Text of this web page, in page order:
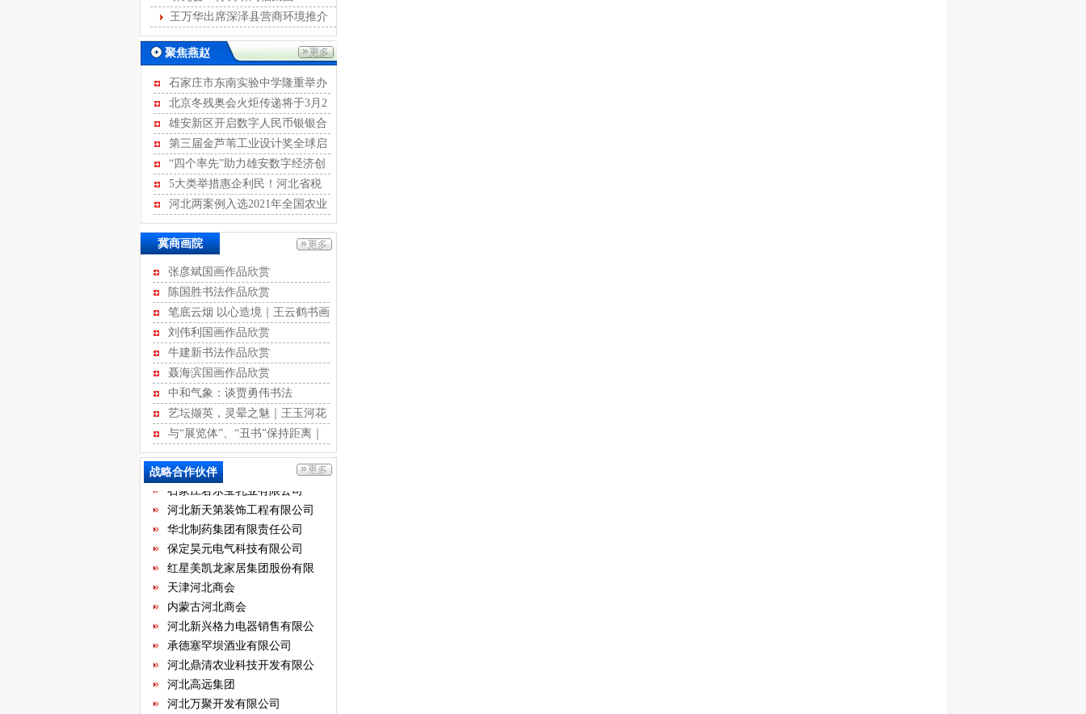
王万华出席深泽县营商环境推介
会
聚焦燕赵
石家庄市东南实验中学隆重举办
离队入团暨青春宣誓活动
北京冬残奥会火炬传递将于3月2
日至4日进行
雄安新区开启数字人民币银银合
作模式
第三届金芦苇工业设计奖全球启
动征集
“四个率先”助力雄安数字经济创
新发展
5大类举措惠企利民！河北省税
务局开展2022年便民办税“春风行
动”
河北两案例入选2021年全国农业
绿色发展典型案例
冀商画院
张彦斌国画作品欣赏
陈国胜书法作品欣赏
笔底云烟 以心造境｜王云鹤书画
作品评赏
刘伟利国画作品欣赏
牛建新书法作品欣赏
聂海滨国画作品欣赏
中和气象：谈贾勇伟书法
艺坛撷英，灵晕之魅｜王玉河花
鸟作品赏析
与“展览体”、“丑书”保持距离｜
江书学行草记
战略合作伙伴
河北省不动产商会
石家庄市沧州商会
河北省康龙文化传播有限公司
河北经贸大学继续教育学院
河北省书画艺术研究院
石家庄国大酒店经营有限公司
石家庄君乐宝乳业有限公司
河北新天第装饰工程有限公司
华北制药集团有限责任公司
保定昊元电气科技有限公司
红星美凯龙家居集团股份有限
公司
天津河北商会
内蒙古河北商会
河北新兴格力电器销售有限公
司
承德塞罕坝酒业有限公司
河北鼎清农业科技开发有限公
司
河北高远集团
河北万聚开发有限公司